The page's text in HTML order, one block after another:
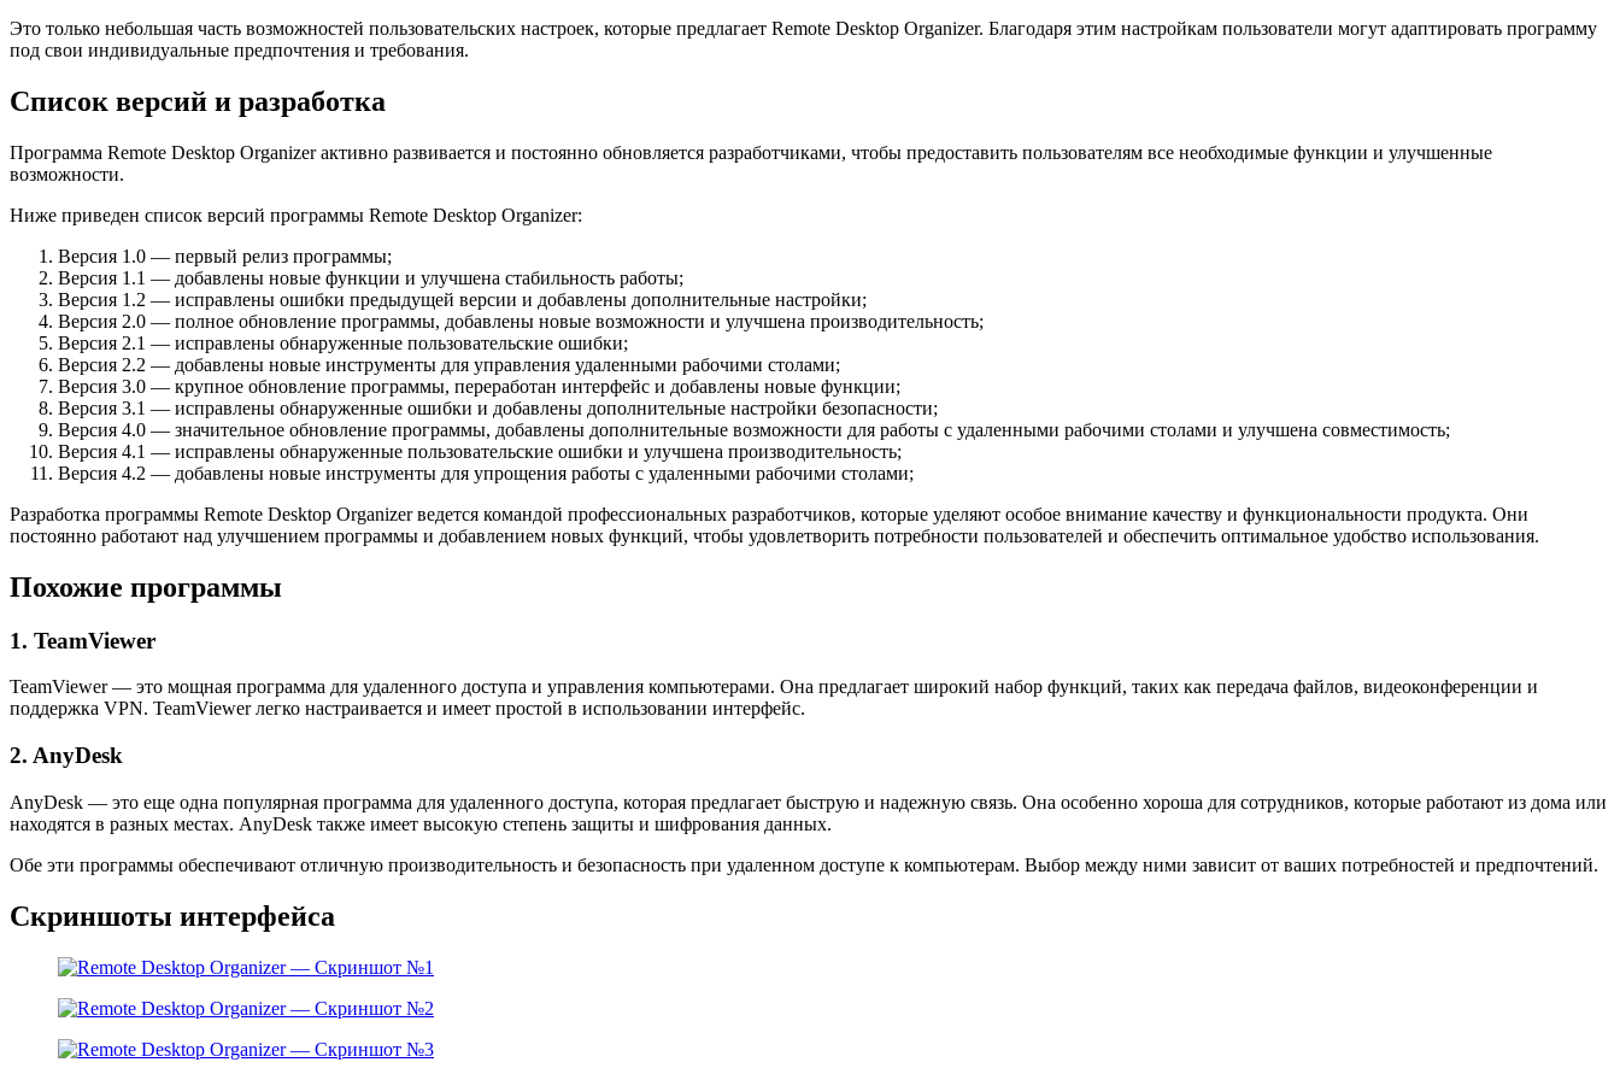
Это только небольшая часть возможностей пользовательских настроек, которые предлагает Remote Desktop Organizer. Благодаря этим настройкам пользователи могут адаптировать программу
под свои индивидуальные предпочтения и требования.
Список версий и разработка
Программа Remote Desktop Organizer активно развивается и постоянно обновляется разработчиками, чтобы предоставить пользователям все необходимые функции и улучшенные
возможности.
Ниже приведен список версий программы Remote Desktop Organizer:
Версия 1.0 — первый релиз программы;
Версия 1.1 — добавлены новые функции и улучшена стабильность работы;
Версия 1.2 — исправлены ошибки предыдущей версии и добавлены дополнительные настройки;
Версия 2.0 — полное обновление программы, добавлены новые возможности и улучшена производительность;
Версия 2.1 — исправлены обнаруженные пользовательские ошибки;
Версия 2.2 — добавлены новые инструменты для управления удаленными рабочими столами;
Версия 3.0 — крупное обновление программы, переработан интерфейс и добавлены новые функции;
Версия 3.1 — исправлены обнаруженные ошибки и добавлены дополнительные настройки безопасности;
Версия 4.0 — значительное обновление программы, добавлены дополнительные возможности для работы с удаленными рабочими столами и улучшена совместимость;
Версия 4.1 — исправлены обнаруженные пользовательские ошибки и улучшена производительность;
Версия 4.2 — добавлены новые инструменты для упрощения работы с удаленными рабочими столами;
Разработка программы Remote Desktop Organizer ведется командой профессиональных разработчиков, которые уделяют особое внимание качеству и функциональности продукта. Они
постоянно работают над улучшением программы и добавлением новых функций, чтобы удовлетворить потребности пользователей и обеспечить оптимальное удобство использования.
Похожие программы
1. TeamViewer
TeamViewer — это мощная программа для удаленного доступа и управления компьютерами. Она предлагает широкий набор функций, таких как передача файлов, видеоконференции и
поддержка VPN. TeamViewer легко настраивается и имеет простой в использовании интерфейс.
2. AnyDesk
AnyDesk — это еще одна популярная программа для удаленного доступа, которая предлагает быструю и надежную связь. Она особенно хороша для сотрудников, которые работают из дома или
находятся в разных местах. AnyDesk также имеет высокую степень защиты и шифрования данных.
Обе эти программы обеспечивают отличную производительность и безопасность при удаленном доступе к компьютерам. Выбор между ними зависит от ваших потребностей и предпочтений.
Скриншоты интерфейса